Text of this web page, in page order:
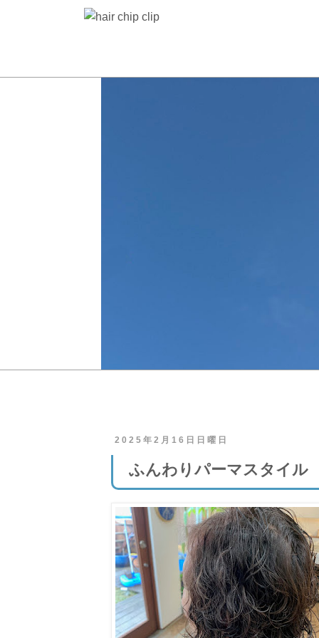
2025年2月16日日曜日
ふんわりパーマスタイル